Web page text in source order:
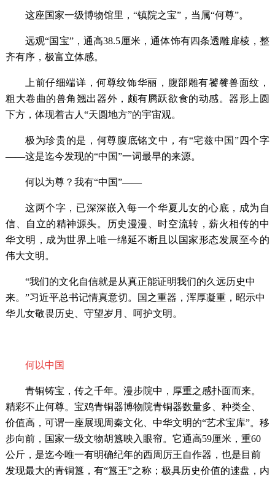
这座国家一级博物馆里， “镇院之宝”，当属“何尊”。
远观“国宝”，通高38.5厘米，通体饰有四条透雕扉棱，整
齐有序，极富立体感。
上前仔细端详，何尊纹饰华丽，腹部雕有饕餮兽面纹，
粗大卷曲的兽角翘出器外，颇有腾跃欲食的动感。器形上圆
下方，体现着古人 “天圆地方”的宇宙观。
极为珍贵的是，何尊腹底铭文中，有“宅兹中国”四个字
——这是迄今发现的“中国”一词最早的来源。
何以为尊？我有“中国”——
这两个字，已深深嵌入每一个华夏儿女的心底，成为自
信、自立的精神源头。历史漫漫、时空流转，薪火相传的中
华文明，成为世界上唯一绵延不断且以国家形态发展至今的
伟大文明。
“我们的文化自信就是从真正能证明我们的久远历史中
来。”习近平总书记情真意切。国之重器，浑厚凝重，昭示中
华儿女敬畏历史、守望岁月、呵护文明。
何以中国
青铜铸宝，传之千年。漫步院中，厚重之感扑面而来。
精彩不止何尊。宝鸡青铜器博物院青铜器数量多、种类全、
价值高，可谓一座展现周秦文化、中华文明的“艺术宝库”。移
步向前，国家一级文物胡簋映入眼帘。它通高59厘米，重60
公斤，是迄今唯一有明确纪年的西周厉王自作器，也是目前
发现最大的青铜簋，有“簋王”之称；极具历史价值的逨盘，内